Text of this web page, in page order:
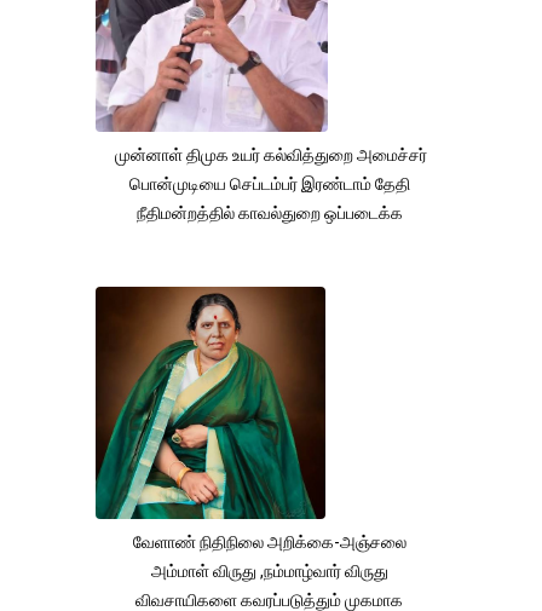
முன்னாள் திமுக உயர் கல்வித்துறை அமைச்சர்
பொன்முடியை செப்டம்பர் இரண்டாம் தேதி
நீதிமன்றத்தில் காவல்துறை ஒப்படைக்க
வேளாண் நிதிநிலை அறிக்கை-அஞ்சலை
அம்மாள் விருது ,நம்மாழ்வார் விருது
விவசாயிகளை கவரப்படுத்தும் முகமாக